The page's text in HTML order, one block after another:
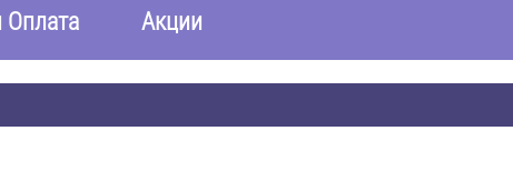
Оплата Акции